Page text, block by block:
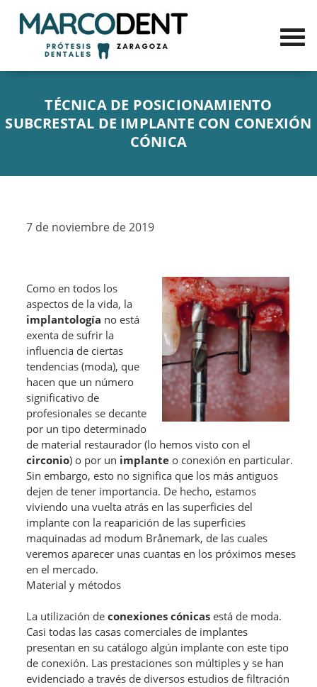
TÉCNICA DE POSICIONAMIENTO
SUBCRESTAL DE IMPLANTE CON CONEXIÓN
CÓNICA
7 de noviembre de 2019
Como en todos los
aspectos de la vida, la
implantología no está
exenta de sufrir la
influencia de ciertas
tendencias (moda), que
hacen que un número
significativo de
profesionales se decante
por un tipo determinado
de material restaurador (lo hemos visto con el
circonio) o por un implante o conexión en particular.
Sin embargo, esto no significa que los más antiguos
dejen de tener importancia. De hecho, estamos
viviendo una vuelta atrás en las superficies del
implante con la reaparición de las superficies
maquinadas ad modum Brånemark, de las cuales
veremos aparecer unas cuantas en los próximos meses
en el mercado.
Material y métodos
La utilización deconexiones cónicasestá de moda.
Casi todas las casas comerciales de implantes
presentan en su catálogo algún implante con este tipo
de conexión. Las prestaciones son múltiples y se han
evidenciado a través de diversos estudios de filtración